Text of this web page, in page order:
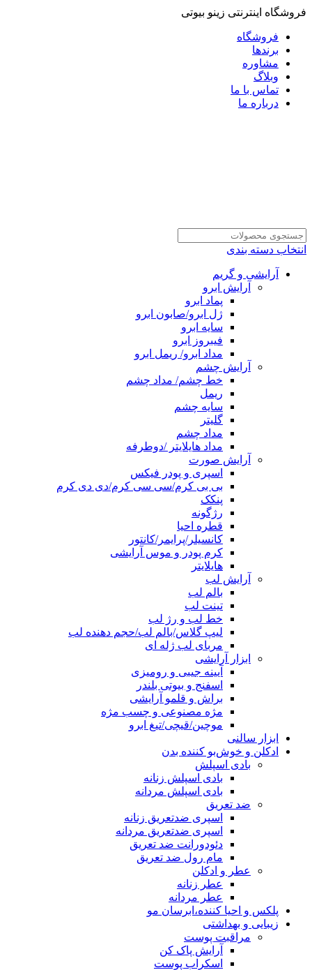
فروشگاه اینترنتی زینو بیوتی
فروشگاه
برندها
مشاوره
وبلاگ
تماس با ما
درباره ما
انتخاب دسته بندی
آرایشی و گریم
آرایش ابرو
پماد ابرو
ژل ابرو/صابون ابرو
سایه ابرو
فیبروز ابرو
مداد ابرو/ ریمل ابرو
آرایش چشم
خط چشم/ مداد چشم
ریمل
سایه چشم
گلیتر
مداد چشم
مداد هایلایتر /دوطرفه
آرایش صورت
اسپری و پودر فیکس
بی بی کرم/سی سی کرم/دی دی کرم
پنکک
رژگونه
قطره احیا
کانسیلر/پرایمر/کانتور
کرم پودر و موس آرایشی
هایلایتر
آرایش لب
بالم لب
تینت لب
خط لب و رژ لب
لیپ گلاس/بالم لب/حجم دهنده لب
مربای لب ژله ای
ابزار آرایشی
آیینه جیبی و رومیزی
اسفنج و بیوتی بلندر
براش و قلمو آرایشی
مژه مصنوعی و چسب مژه
موچین/قیچی/تیغ ابرو
ابزار سالنی
ادکلن و خوش‌بو کننده بدن
بادی اسپلش
بادی اسپلش زنانه
بادی اسپلش مردانه
ضد تعریق
اسپری ضدتعریق زنانه
اسپری ضدتعریق مردانه
دئودورانت ضد تعریق
مام رول ضد تعریق
عطر و ادکلن
عطر زنانه
عطر مردانه
پلکس و احیا کننده،ابرسان مو
زیبایی و بهداشتی
مراقبت پوست
آرایش پاک کن
اسکراب پوست